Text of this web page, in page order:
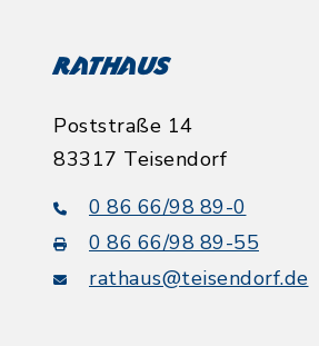
Rathaus
Poststraße 14
83317 Teisendorf
0 86 66/98 89-0
0 86 66/98 89-55
rathaus@teisendorf.de